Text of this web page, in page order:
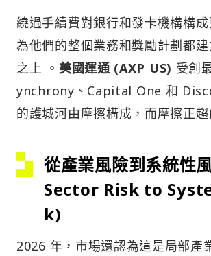
繞過手續費對銀行和發卡機構構
為他們的整個業務和獎勵計劃都
之上 。 美國運通 (AXP US) 受創
ynchrony、Capital One 和
的護城河由摩擦構成，而摩擦正趨
從產業風險到系統性
Sector Risk to
k)
2026 年，市場還認為這是局部產